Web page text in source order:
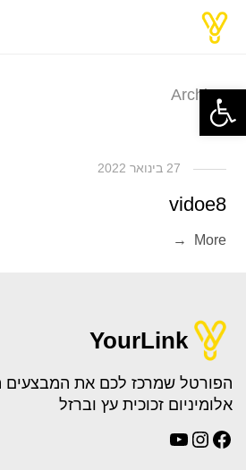
פתח סרגל נגישות
Archives
27 בינואר 2022
vidoe8
More →
video 7
More →
YourLink
הפורטל שמרכז לכם את המבצעים
אלומיניום זכוכית עץ וברזל